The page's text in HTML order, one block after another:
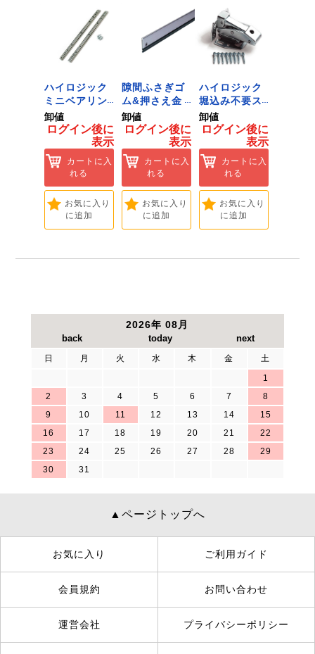
ハイロジック
ミニベアリン
グタイプ 310
ミリ 72958
Hardware]
卸値
ログイン後に
表示
カートに入
れる
お気に入り
に追加
隙間ふさぎゴ
ム&押さえ金
物 72909
卸値
ログイン後に
表示
カートに入
れる
お気に入り
に追加
ハイロジック
堀込み不要ス
ライド蝶番S
無兼用 P-726
Hardware]
卸値
ログイン後に
表示
カートに入
れる
お気に入り
に追加
2026年 08月
日 月 火 水 木 金
土
1
2
3 4 5 6 7
8
9
10 11 12 13 14
15
16
17 18 19 20 21
22
23
24 25 26 27 28
29
30
31
▲ページトップへ
お気に入り ご利用ガイド
会員規約 お問い合わせ
運営会社 プライバシーポリシー